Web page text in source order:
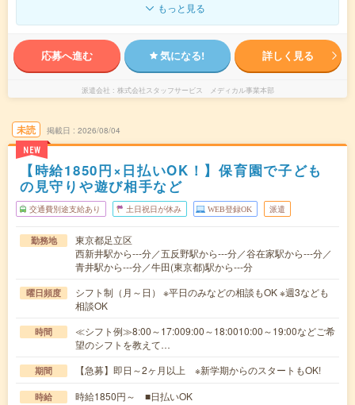
もっと見る
応募へ進む 気になる! 詳しく見る
派遣会社 株式会社スタッフサービス メディカル事業本部
未読
NEW
掲載日 2026/08/04
【時給1850円×日払いOK！】保育園で子ども
の見守りや遊び相手など
交通費別途支給あり 土日祝日が休み WEB登録OK 派遣
勤務地
東京都足立区
西新井駅から---分／五反野駅から---分／谷在家駅から---分／
青井駅から---分／牛田(東京都)駅から---分
曜日頻度
シフト制（月～日） ※平日のみなどの相談もOK ※週3なども
相談OK
時間
≪シフト例≫8:00～17:009:00～18:0010:00～19:00などご希
望のシフトを教えて…
期間 【急募】即日～2ヶ月以上 ※新学期からのスタートもOK!
時給 時給1850円～ ■日払いOK